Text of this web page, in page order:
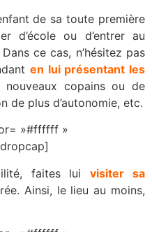
de sa toute première
d’école ou d’entrer au
ce cas, n’hésitez pas
en lui présentant les
copains ou de
de plus d’autonomie, etc.
»#ffffff »
faites luivisiter sa
Ainsi, le lieu au moins,